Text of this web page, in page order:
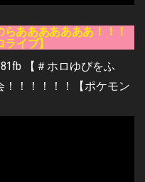
らあああああああ！！！
イブ】